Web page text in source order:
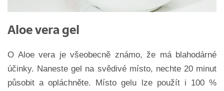
Aloe vera gel
O Aloe vera je všeobecně známo, že má blahodárné
účinky. Naneste gel na svědivé místo, nechte 20 minut
působit a opláchněte. Místo gelu lze použít i 100 %